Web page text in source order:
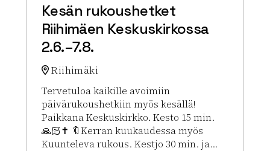
Kesän rukoushetket
Riihimäen Keskuskirkossa
2.6.–7.8.
Riihimäki
Tervetuloa kaikille avoimiin
päivärukoushetkiin myös kesällä!
Paikkana Keskuskirkko. Kesto 15 min.
🙏🏻✝️ 🔖Kerran kuukaudessa myös
Kuunteleva rukous. Kestjo 30 min. ja...